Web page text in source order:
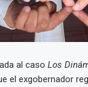
al caso Los
el exgobernador